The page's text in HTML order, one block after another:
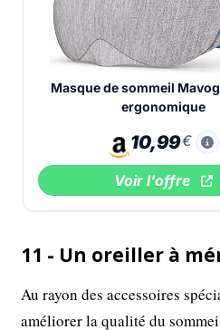
Masque de sommeil
ergonomique
10,99€
Voir l'offre
11 - Un oreiller à
Au rayon des accessoires
améliorer la qualité du